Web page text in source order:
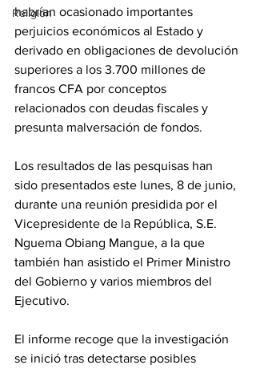
Religión
habrían ocasionado importantes
perjuicios económicos al Estado y
derivado en obligaciones de devolución
superiores a los 3.700 millones de
francos CFA por conceptos
relacionados con deudas fiscales y
presunta malversación de fondos.
Los resultados de las pesquisas han
sido presentados este lunes, 8 de junio,
durante una reunión presidida por el
Vicepresidente de la República, S.E.
Nguema Obiang Mangue, a la que
también han asistido el Primer Ministro
del Gobierno y varios miembros del
Ejecutivo.
El informe recoge que la investigación
se inició tras detectarse posibles